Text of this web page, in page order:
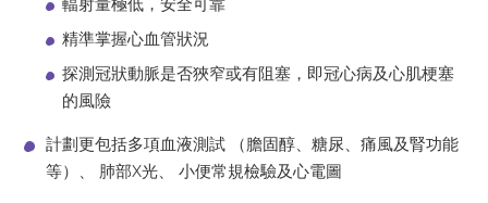
輻射量極低，安全可靠
精準掌握心血管狀況
探測冠狀動脈是否狹窄或有阻塞，即冠心病及心肌梗塞
的風險
計劃更包括多項血液測試 （膽固醇、糖尿、痛風及腎功能
等）、 肺部X光、 小便常規檢驗及心電圖